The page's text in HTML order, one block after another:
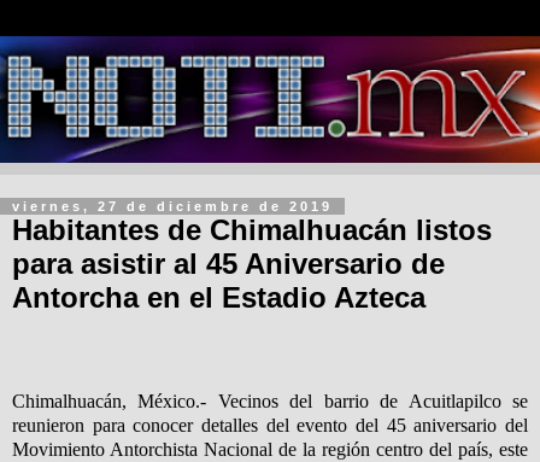
viernes, 27 de diciembre de 2019
Habitantes de Chimalhuacán listos
para asistir al 45 Aniversario de
Antorcha en el Estadio Azteca
Chimalhuacán, México.- Vecinos del barrio de Acuitlapilco se
reunieron para conocer detalles del evento del 45 aniversario del
Movimiento Antorchista Nacional de la región centro del país, este